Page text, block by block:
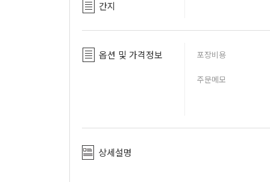
간지
옵션 및 가격정보 포장비용
주문메모
상세설명